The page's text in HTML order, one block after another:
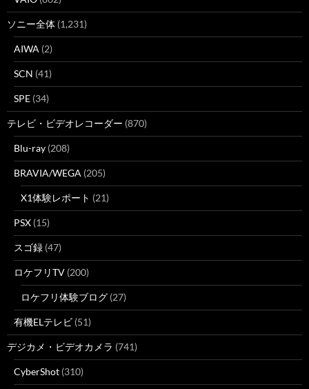
ソニー全体 (1,231)
AIWA (2)
SCN (41)
SPE (34)
テレビ・ビデオレコーダー (870)
Blu-ray (208)
BRAVIA/WEGA (205)
X1体験レポート (21)
PSX (15)
スゴ録 (47)
ロケフリTV (200)
ロケフリ体験ブログ (27)
有機ELテレビ (51)
デジカメ・ビデオカメラ (741)
CyberShot (310)